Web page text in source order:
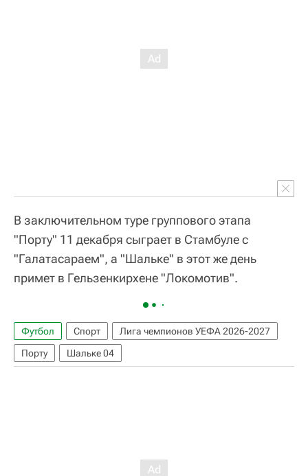
В заключительном туре группового этапа
"Порту" 11 декабря сыграет в Стамбуле с
"Галатасараем", а "Шальке" в этот же день
примет в Гельзенкирхене "Локомотив".
Футбол Спорт
Лига чемпионов УЕФА 2026-2027
Порту
Шальке 04